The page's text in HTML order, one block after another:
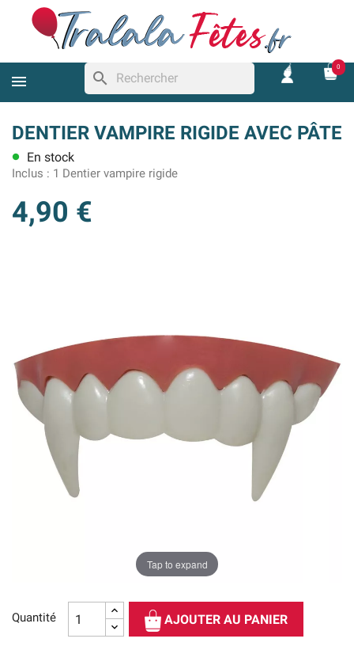
search
0
DENTIER VAMPIRE RIGIDE AVEC PÂTE
lens En stock
Inclus : 1 Dentier vampire rigide
4,90 €
Tap to expand
Quantité AJOUTER AU PANIER